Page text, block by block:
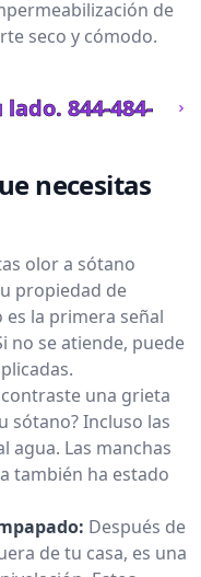
de
seco y cómodo.
lado. 844-484-
necesitas
olor a sótano
propiedad de
es la primera señal
no se atiende, puede
una grieta
sótano? Incluso las
agua. Las manchas
también ha estado
Después de
de tu casa, es una